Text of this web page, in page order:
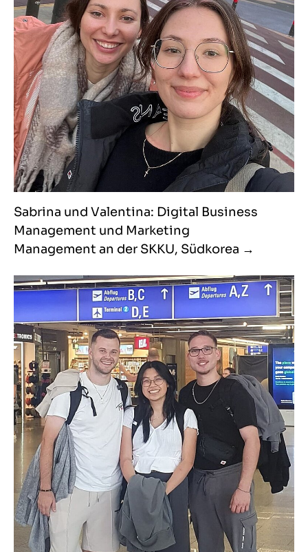
Sabrina und Valentina: Digital Business
Management und Marketing
Management an der SKKU, Südkorea